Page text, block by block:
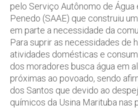
pelo Serviço Autônomo de Água
Penedo (SAAE) que construiu
em parte a necessidade da
Para suprir as necessidades de
atividades domésticas e
dos moradores busca água em
próximas ao povoado, sendo
dos Santos que devido ao
químicos da Usina Marituba nas